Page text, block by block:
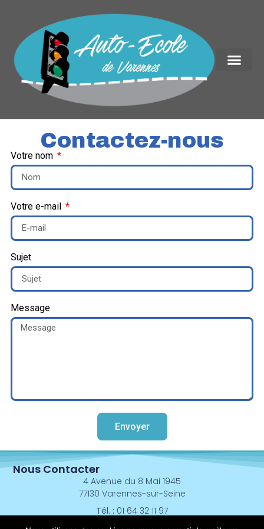
Contactez-nous
Votre nom
Votre e-mail
Sujet
Message
Envoyer
Nous Contacter
4 Avenue du 8 Mai 1945
77130 Varennes-sur-Seine
Tél. : 01 64 32 11 97